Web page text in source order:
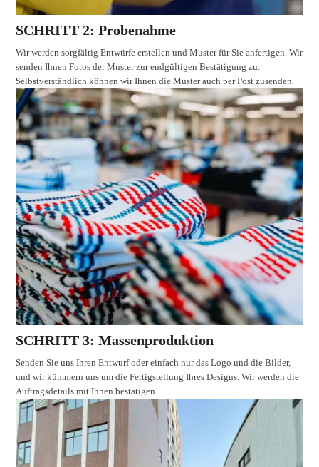
SCHRITT 2: Probenahme
Wir werden sorgfältig Entwürfe erstellen und Muster für Sie anfertigen. Wir
senden Ihnen Fotos der Muster zur endgültigen Bestätigung zu.
Selbstverständlich können wir Ihnen die Muster auch per Post zusenden.
SCHRITT 3: Massenproduktion
Senden Sie uns Ihren Entwurf oder einfach nur das Logo und die Bilder,
und wir kümmern uns um die Fertigstellung Ihres Designs. Wir werden die
Auftragsdetails mit Ihnen bestätigen.